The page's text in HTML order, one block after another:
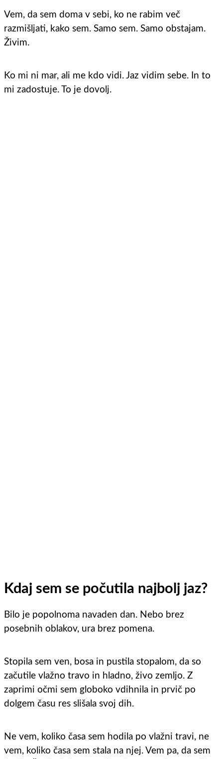
Vem, da sem doma v sebi, ko ne rabim več
razmišljati, kako sem. Samo sem. Samo obstajam.
Živim.
Ko mi ni mar, ali me kdo vidi. Jaz vidim sebe. In to
mi zadostuje. To je dovolj.
Kdaj sem se počutila najbolj jaz?
Bilo je popolnoma navaden dan. Nebo brez
posebnih oblakov, ura brez pomena.
Stopila sem ven, bosa in pustila stopalom, da so
začutile vlažno travo in hladno, živo zemljo. Z
zaprimi očmi sem globoko vdihnila in prvič po
dolgem času res slišala svoj dih.
Ne vem, koliko časa sem hodila po vlažni travi, ne
vem, koliko časa sem stala na njej. Vem pa, da sem